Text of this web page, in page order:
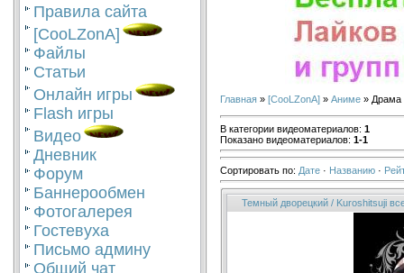
Правила сайта
[CooLZonA]
Файлы
Статьи
Онлайн игры
Flash игры
Видео
Дневник
Форум
Баннерообмен
Фотогалерея
Гостевуха
Письмо админу
Общий чат
Главная » [CooLZonA] » Аниме » Драма
В категории видеоматериалов: 1
Показано видеоматериалов: 1-1
Сортировать по: Дате · Названию ·
Темный дворецкий / Kuroshitsuji